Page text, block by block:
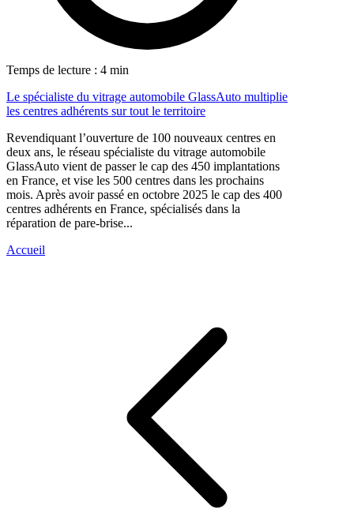
Temps de lecture : 4 min
Le spécialiste du vitrage automobile GlassAuto multiplie
les centres adhérents sur tout le territoire
Revendiquant l’ouverture de 100 nouveaux centres en
deux ans, le réseau spécialiste du vitrage automobile
GlassAuto vient de passer le cap des 450 implantations
en France, et vise les 500 centres dans les prochains
mois. Après avoir passé en octobre 2025 le cap des 400
centres adhérents en France, spécialisés dans la
réparation de pare-brise...
Accueil